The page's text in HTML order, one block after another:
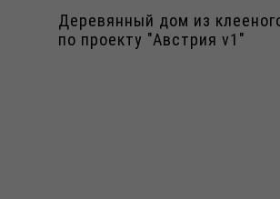
Деревянный дом из
по проекту "Австрия v1"